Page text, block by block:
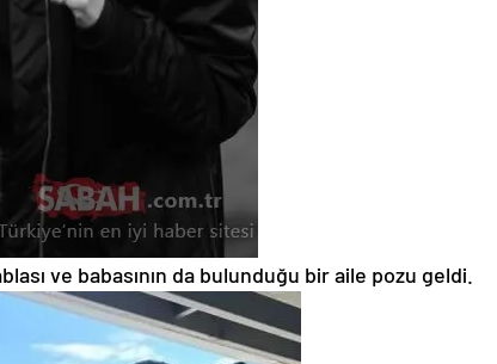
ve babasının da bulunduğu bir aile pozu geldi.